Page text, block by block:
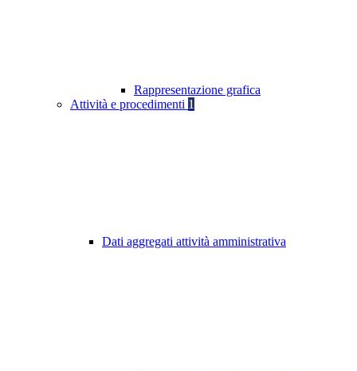
Rappresentazione grafica
Attività e procedimenti 1
Dati aggregati attività amministrativa